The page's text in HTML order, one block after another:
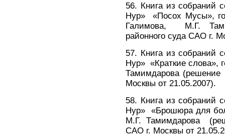
56. Книга из собраний
Нур» «Посох Мусы»,
Галимова, М.Г.
районного суда САО г.
57. Книга из собраний
Нур» «Краткие слова»,
Тамимдарова (решение
Москвы от 21.05.2007).
58. Книга из собраний
Нур» «Брошюра для
М.Г. Тамимдарова
САО г. Москвы от